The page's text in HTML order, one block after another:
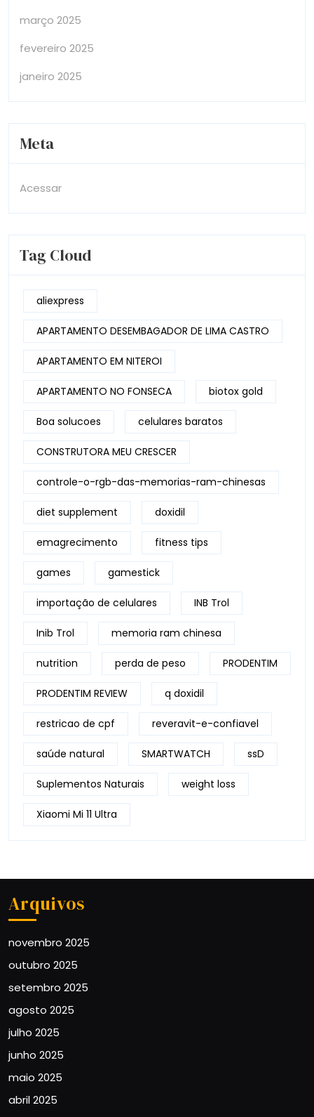
março 2025
fevereiro 2025
janeiro 2025
Meta
Acessar
Tag Cloud
aliexpress
APARTAMENTO DESEMBAGADOR DE LIMA CASTRO
APARTAMENTO EM NITEROI
APARTAMENTO NO FONSECA biotox gold
Boa solucoes celulares baratos
CONSTRUTORA MEU CRESCER
controle-o-rgb-das-memorias-ram-chinesas
diet supplement doxidil
emagrecimento fitness tips
games gamestick
importação de celulares INB Trol
Inib Trol memoria ram chinesa
nutrition perda de peso PRODENTIM
PRODENTIM REVIEW q doxidil
restricao de cpf reveravit-e-confiavel
saúde natural SMARTWATCH ssD
Suplementos Naturais weight loss
Xiaomi Mi 11 Ultra
Arquivos
novembro 2025
outubro 2025
setembro 2025
agosto 2025
julho 2025
junho 2025
maio 2025
abril 2025